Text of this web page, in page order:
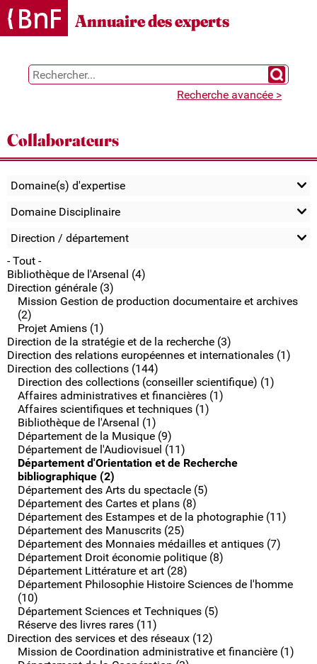
Gestion des cookies
Annuaire des experts
Chercher
Recherche avancée >
Collaborateurs
Domaine(s) d'expertise
Domaine Disciplinaire
Direction / département
- Tout -
Bibliothèque de l'Arsenal (4)
Direction générale (3)
Mission Gestion de production documentaire et archives
(2)
Projet Amiens (1)
Direction de la stratégie et de la recherche (3)
Direction des relations européennes et internationales (1)
Direction des collections (144)
Direction des collections (conseiller scientifique) (1)
Affaires administratives et financières (1)
Affaires scientifiques et techniques (1)
Bibliothèque de l'Arsenal (1)
Département de la Musique (9)
Département de l'Audiovisuel (11)
Département d'Orientation et de Recherche
bibliographique (2)
Département des Arts du spectacle (5)
Département des Cartes et plans (8)
Département des Estampes et de la photographie (11)
Département des Manuscrits (25)
Département des Monnaies médailles et antiques (7)
Département Droit économie politique (8)
Département Littérature et art (28)
Département Philosophie Histoire Sciences de l'homme
(10)
Département Sciences et Techniques (5)
Réserve des livres rares (11)
Direction des services et des réseaux (12)
Mission de Coordination administrative et financière (1)